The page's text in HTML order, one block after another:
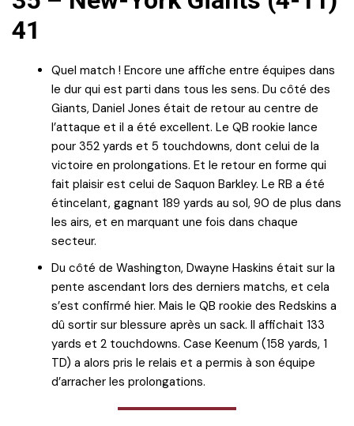
41
Quel match ! Encore une affiche entre équipes dans
le dur qui est parti dans tous les sens. Du côté des
Giants, Daniel Jones était de retour au centre de
l’attaque et il a été excellent. Le QB rookie lance
pour 352 yards et 5 touchdowns, dont celui de la
victoire en prolongations. Et le retour en forme qui
fait plaisir est celui de Saquon Barkley. Le RB a été
étincelant, gagnant 189 yards au sol, 90 de plus dans
les airs, et en marquant une fois dans chaque
secteur.
Du côté de Washington, Dwayne Haskins était sur la
pente ascendant lors des derniers matchs, et cela
s’est confirmé hier. Mais le QB rookie des Redskins a
dû sortir sur blessure après un sack. Il affichait 133
yards et 2 touchdowns. Case Keenum (158 yards, 1
TD) a alors pris le relais et a permis à son équipe
d’arracher les prolongations.